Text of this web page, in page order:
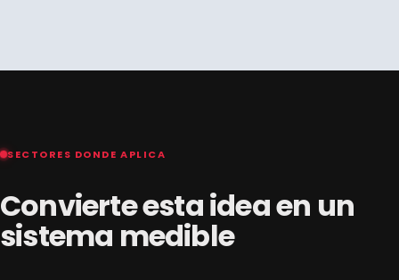
SECTORES DONDE APLICA
Convierte esta idea en un
sistema medible